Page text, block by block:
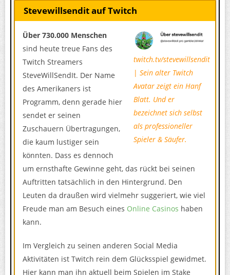
Stevewillsendit auf Twitch
twitch.tv/stevewillsendit
| Sein alter Twitch
Avatar zeigt ein Hanf
Blatt. Und er
bezeichnet sich selbst
als professioneller
Spieler & Säufer.
Über 730.000 Menschen
sind heute treue Fans des
Twitch Streamers
SteveWillSendIt. Der Name
des Amerikaners ist
Programm, denn gerade hier
sendet er seinen
Zuschauern Übertragungen,
die kaum lustiger sein
könnten. Dass es dennoch
um ernsthafte Gewinne geht, das rückt bei seinen
Auftritten tatsächlich in den Hintergrund. Den
Leuten da draußen wird vielmehr suggeriert, wie viel
Freude man am Besuch eines Online Casinos haben
kann.
Im Vergleich zu seinen anderen Social Media
Aktivitäten ist Twitch rein dem Glücksspiel gewidmet.
Hier kann man ihn aktuell beim Spielen im Stake